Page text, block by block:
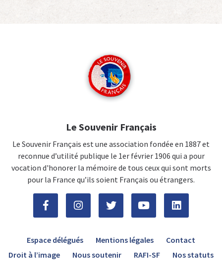
Le Souvenir Français
Le Souvenir Français est une association fondée en 1887 et
reconnue d’utilité publique le 1er février 1906 qui a pour
vocation d'honorer la mémoire de tous ceux qui sont morts
pour la France qu’ils soient Français ou étrangers.
Espace délégués Mentions légales
Contact
Droit à l’image
Nous soutenir RAFI-SF Nos statuts